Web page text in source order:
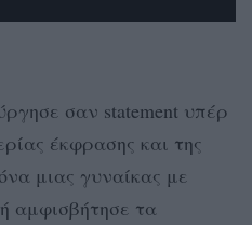
σαν statement υπέρ
έκφρασης και της
μιας γυναίκας με
αμφισβήτησε τα